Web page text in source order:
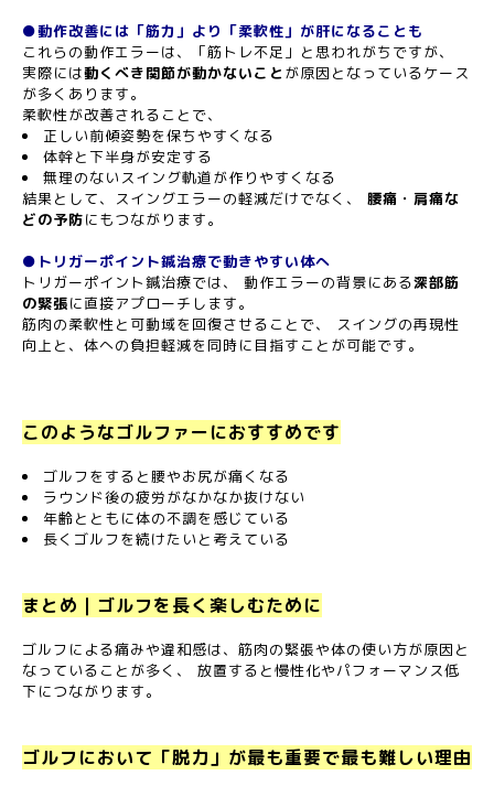
●動作改善には「筋力」より「柔軟性」が肝になることも
これらの動作エラーは、「筋トレ不足」と思われがちですが、
実際には動くべき関節が動かないこと が原因となっているケース
が多くあります。
柔軟性が改善されることで、
正しい前傾姿勢を保ちやすくなる
体幹と下半身が安定する
無理のないスイング軌道が作りやすくなる
結果として、スイングエラーの軽減だけでなく、 腰痛・肩痛な
どの予防にもつながります。
●トリガーポイント鍼治療で動きやすい体へ
トリガーポイント鍼治療では、 動作エラーの背景にある深部筋
の緊張に直接アプローチします。
筋肉の柔軟性と可動域を回復させることで、 スイングの再現性
向上と、体への負担軽減を同時に目指すことが可能です。
このようなゴルファーにおすすめです
ゴルフをすると腰やお尻が痛くなる
ラウンド後の疲労がなかなか抜けない
年齢とともに体の不調を感じている
長くゴルフを続けたいと考えている
まとめ｜ゴルフを長く楽しむために
ゴルフによる痛みや違和感は、筋肉の緊張や体の使い方が原因と
なっていることが多く、 放置すると慢性化やパフォーマンス低
下につながります。
ゴルフにおいて「脱力」が最も重要で最も難しい理由